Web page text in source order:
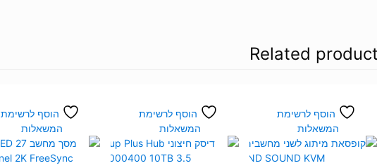
Related
הוסף לרשימת
המשאלות
הוסף לרשימת
המשאלות
הוסף לרשימת
המשאלות